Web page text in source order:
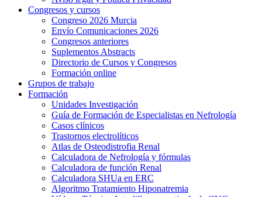
Congresos y cursos
Congreso 2026 Murcia
Envío Comunicaciones 2026
Congresos anteriores
Suplementos Abstracts
Directorio de Cursos y Congresos
Formación online
Grupos de trabajo
Formación
Unidades Investigación
Guía de Formación de Especialistas en Nefrología
Casos clínicos
Trastornos electrolíticos
Atlas de Osteodistrofia Renal
Calculadora de Nefrología y fórmulas
Calculadora de función Renal
Calculadora SHUa en ERC
Algoritmo Tratamiento Hiponatremia